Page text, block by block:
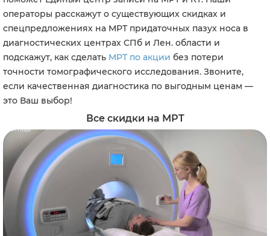
операторы расскажут о существующих скидках и
спецпредложениях на МРТ придаточных пазух носа в
диагностических центрах СПб и Лен. области и
подскажут, как сделать МРТ по акции без потери
точности томографического исследования. Звоните,
если качественная диагностика по выгодным ценам —
это Ваш выбор!
Все скидки на МРТ